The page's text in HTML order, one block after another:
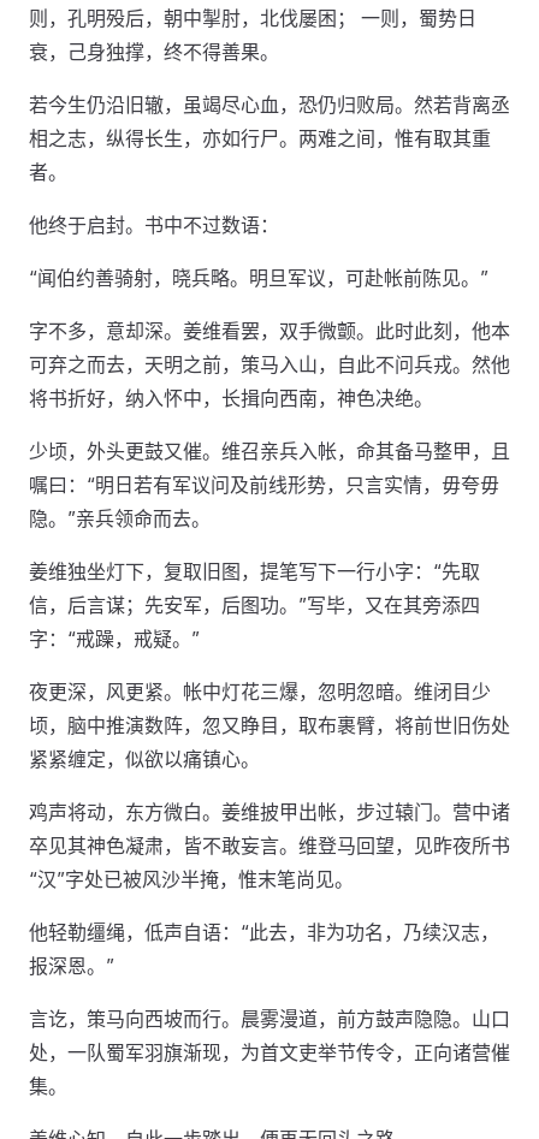
则，孔明殁后，朝中掣肘，北伐屡困； 一则，蜀势日
衰，己身独撑，终不得善果。
若今生仍沿旧辙，虽竭尽心血，恐仍归败局。然若背离丞
相之志，纵得长生，亦如行尸。两难之间，惟有取其重
者。
他终于启封。书中不过数语：
“闻伯约善骑射，晓兵略。明旦军议，可赴帐前陈见。”
字不多，意却深。姜维看罢，双手微颤。此时此刻，他本
可弃之而去，天明之前，策马入山，自此不问兵戎。然他
将书折好，纳入怀中，长揖向西南，神色决绝。
少顷，外头更鼓又催。维召亲兵入帐，命其备马整甲，且
嘱曰：“明日若有军议问及前线形势，只言实情，毋夸毋
隐。”亲兵领命而去。
姜维独坐灯下，复取旧图，提笔写下一行小字：“先取
信，后言谋；先安军，后图功。”写毕，又在其旁添四
字：“戒躁，戒疑。”
夜更深，风更紧。帐中灯花三爆，忽明忽暗。维闭目少
顷，脑中推演数阵，忽又睁目，取布裹臂，将前世旧伤处
紧紧缠定，似欲以痛镇心。
鸡声将动，东方微白。姜维披甲出帐，步过辕门。营中诸
卒见其神色凝肃，皆不敢妄言。维登马回望，见昨夜所书
“汉”字处已被风沙半掩，惟末笔尚见。
他轻勒缰绳，低声自语：“此去，非为功名，乃续汉志，
报深恩。”
言讫，策马向西坡而行。晨雾漫道，前方鼓声隐隐。山口
处，一队蜀军羽旗渐现，为首文吏举节传令，正向诸营催
集。